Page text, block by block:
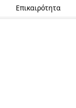
Επικαιρότητα